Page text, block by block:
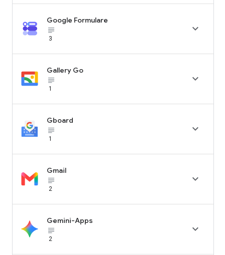
Google Formulare
subject_black
3

Gallery Go
subject_black
1

Gboard
subject_black
1

Gmail
subject_black
2

Gemini-Apps
subject_black
2
